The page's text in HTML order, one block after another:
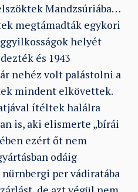
Mandzsúriába…
megtámadták egykori
helyét
és 1943
nehéz volt palástolni a
mindent elkövettek.
ítéltek halálra
is, aki elismerte „bírái
ezért őt nem
odáig
per vádiratába